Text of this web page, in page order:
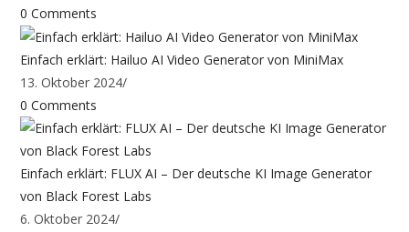
0 Comments
Einfach erklärt: Hailuo AI Video Generator von MiniMax
13. Oktober 2024/
0 Comments
Einfach erklärt: FLUX AI – Der deutsche KI Image Generator
von Black Forest Labs
6. Oktober 2024/